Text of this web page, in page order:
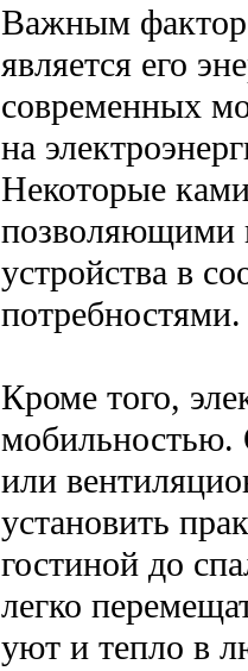
Важным
является его
современных
на
Некоторые
позволяющими
устройства в
потребностями.
Кроме того,
мобильностью.
или
установить
гостиной до
легко
уют и тепло в